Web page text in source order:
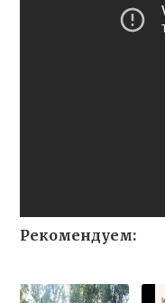
Рекомендуем: